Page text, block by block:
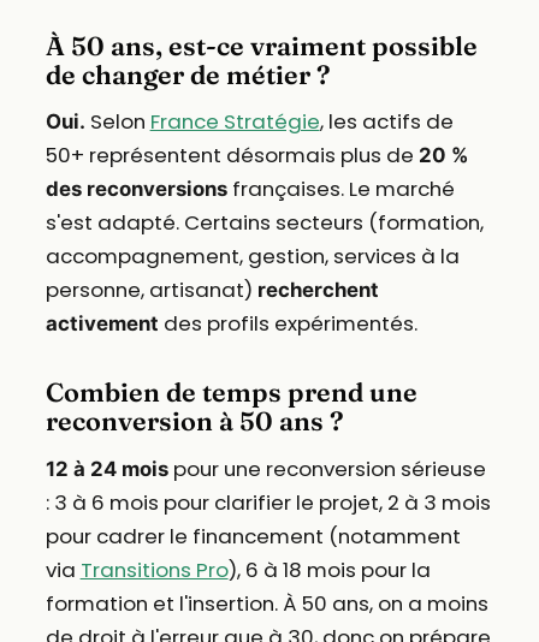
À 50 ans, est-ce vraiment possible
de changer de métier ?
Oui. Selon France Stratégie, les actifs de
50+ représentent désormais plus de 20 %
des reconversionsfrançaises. Le marché
s'est adapté. Certains secteurs (formation,
accompagnement, gestion, services à la
personne, artisanat) recherchent
activement des profils expérimentés.
Combien de temps prend une
reconversion à 50 ans ?
12 à 24 moispour une reconversion sérieuse
: 3 à 6 mois pour clarifier le projet, 2 à 3 mois
pour cadrer le financement (notamment
via Transitions Pro), 6 à 18 mois pour la
formation et l'insertion. À 50 ans, on a moins